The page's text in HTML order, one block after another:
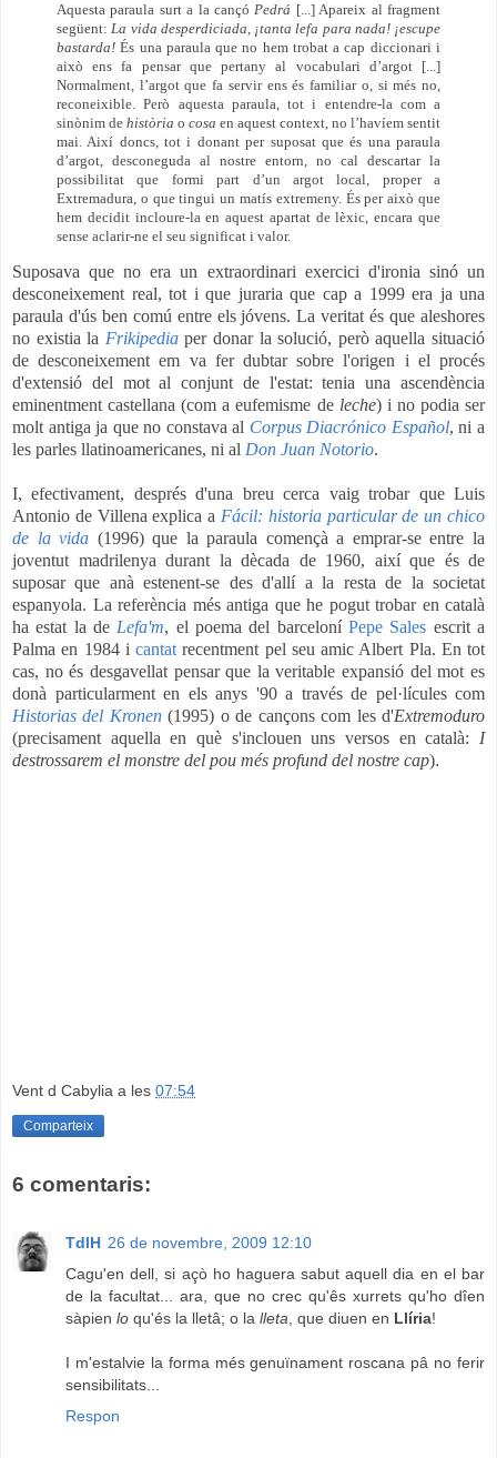
Aquesta paraula surt a la cançóPedrá [...] Apareix al fragment
següent:La vida desperdiciada, ¡tanta lefa para nada! ¡escupe
bastarda! És una paraula que no hem trobat a cap diccionari i
això ens fa pensar que pertany al vocabulari d’argot [...]
Normalment, l’argot que fa servir ens és familiar o, si més no,
reconeixible. Però aquesta paraula, tot i entendre-la com a
sinònim de història o cosa en aquest context, no l’havíem sentit
mai. Així doncs, tot i donant per suposat que és una paraula
d’argot, desconeguda al nostre entorn, no cal descartar la
possibilitat que formi part d’un argot local, proper a
Extremadura, o que tingui un matís extremeny. És per això que
hem decidit incloure-la en aquest apartat de lèxic, encara que
sense aclarir-ne el seu significat i valor.
Suposava que no era un extraordinari exercici d'ironia sinó un
desconeixement real, tot i que juraria que cap a 1999 era ja una
paraula d'ús ben comú entre els jóvens. La veritat és que aleshores
no existia la Frikipediaper donar la solució, però aquella situació
de desconeixement em va fer dubtar sobre l'origen i el procés
d'extensió del mot al conjunt de l'estat: tenia una ascendència
eminentment castellana (com a eufemisme de leche) i no podia ser
molt antiga ja que no constava al Corpus Diacrónico Español, ni a
les parles llatinoamericanes, ni al Don Juan Notorio.
I, efectivament, després d'una breu cerca vaig trobar que Luis
Antonio de Villena explica a Fácil: historia particular de un chico
de la vida (1996) que la paraula començà a emprar-se entre la
joventut madrilenya durant la dècada de 1960, així que és de
suposar que anà estenent-se des d'allí a la resta de la societat
espanyola. La referència més antiga que he pogut trobar en català
ha estat la de Lefa'm, el poema del barceloníPepe Sales escrit a
Palma en 1984 i cantat recentment pel seu amic Albert Pla. En tot
cas, no és desgavellat pensar que la veritable expansió del mot es
donà particularment en els anys '90 a través de pel·lícules com
Historias del Kronen(1995) o de cançons com les d'Extremoduro
(precisament aquella en què s'inclouen uns versos en català: I
destrossarem el monstre del pou més profund del nostre cap).
Vent d Cabylia a les 07:54
Comparteix
6 comentaris:
TdlH 26 de novembre, 2009 12:10
Cagu'en dell, si açò ho haguera sabut aquell dia en el bar
de la facultat... ara, que no crec qu'ês xurrets qu'ho dîen
sàpien lo qu'és la lletâ; o la lleta , que diuen en Llíria!
I m'estalvie la forma més genuïnament roscana pâ no ferir
sensibilitats...
Respon